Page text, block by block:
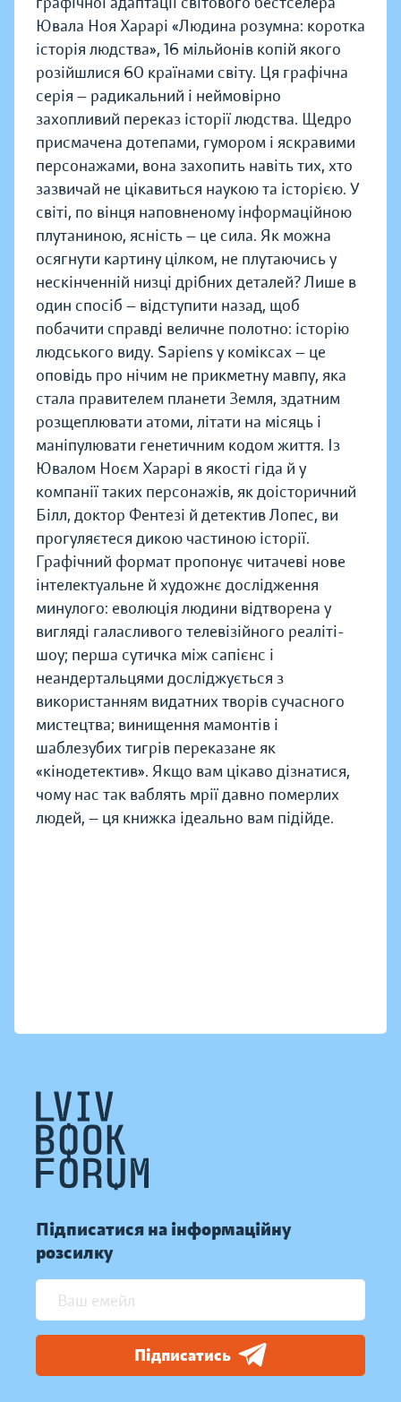
Ювала Ноя Харарі «Людина розумна: коротка
історія людства», 16 мільйонів копій якого
розійшлися 60 країнами світу. Ця графічна
серія — радикальний і неймовірно
захопливий переказ історії людства. Щедро
присмачена дотепами, гумором і яскравими
персонажами, вона захопить навіть тих, хто
зазвичай не цікавиться наукою та історією. У
світі, по вінця наповненому інформаційною
плутаниною, ясність — це сила. Як можна
осягнути картину цілком, не плутаючись у
нескінченній низці дрібних деталей? Лише в
один спосіб — відступити назад, щоб
побачити справді величне полотно: історію
людського виду. Sapiens у коміксах — це
оповідь про нічим не прикметну мавпу, яка
стала правителем планети Земля, здатним
розщеплювати атоми, літати на місяць і
маніпулювати генетичним кодом життя. Із
Ювалом Ноєм Харарі в якості гіда й у
компанії таких персонажів, як доісторичний
Білл, доктор Фентезі й детектив Лопес, ви
прогуляєтеся дикою частиною історії.
Графічний формат пропонує читачеві нове
інтелектуальне й художнє дослідження
минулого: еволюція людини відтворена у
вигляді галасливого телевізійного реаліті-
шоу; перша сутичка між сапієнс і
неандертальцями досліджується з
використанням видатних творів сучасного
мистецтва; винищення мамонтів і
шаблезубих тигрів переказане як
«кінодетектив». Якщо вам цікаво дізнатися,
чому нас так ваблять мрії давно померлих
людей, — ця книжка ідеально вам підійде.
Підписатися на інформаційну
розсилку
Підписатись